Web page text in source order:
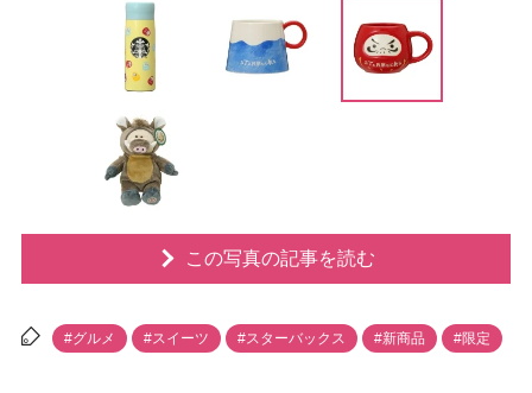
この写真の記事を読む
#グルメ #スイーツ #スターバックス #新商品 #限定